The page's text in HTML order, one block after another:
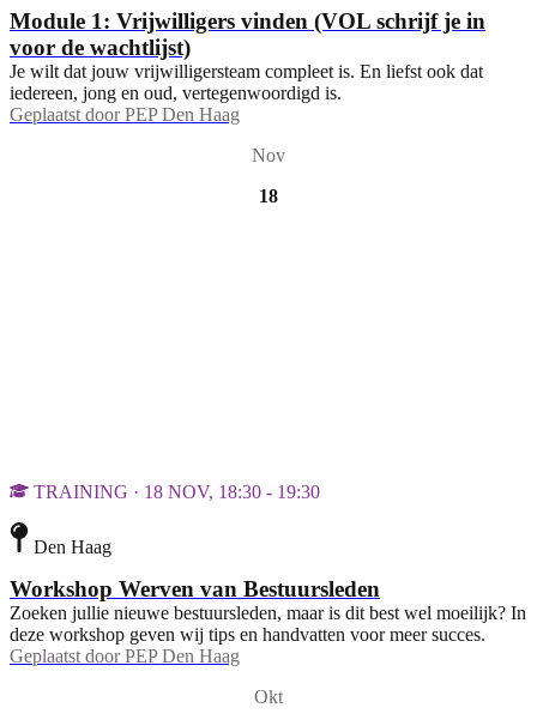
Module 1: Vrijwilligers vinden (VOL schrijf je in
voor de wachtlijst)
Je wilt dat jouw vrijwilligersteam compleet is. En liefst ook dat
iedereen, jong en oud, vertegenwoordigd is.
Geplaatst door PEP Den Haag
Nov
18
TRAINING · 18 NOV, 18:30 - 19:30
Den Haag
Workshop Werven van Bestuursleden
Zoeken jullie nieuwe bestuursleden, maar is dit best wel moeilijk? In
deze workshop geven wij tips en handvatten voor meer succes.
Geplaatst door PEP Den Haag
Okt